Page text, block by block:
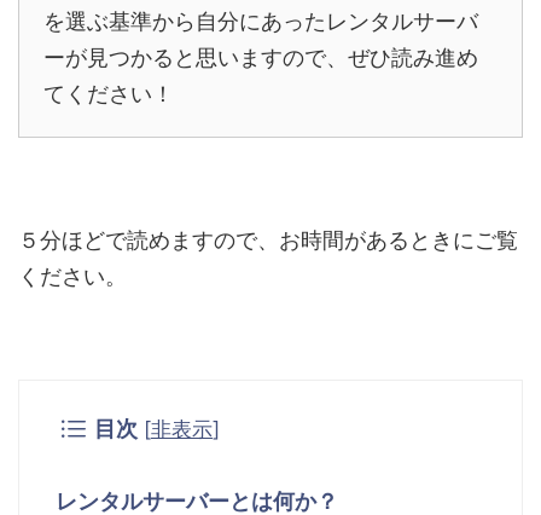
を選ぶ基準から自分にあったレンタルサーバ
ーが見つかると思いますので、ぜひ読み進め
てください！
５分ほどで読めますので、お時間があるときにご覧
ください。
目次 [非表示]
レンタルサーバーとは何か？